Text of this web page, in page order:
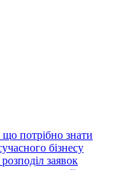
що потрібно знати
бізнесу
заявок